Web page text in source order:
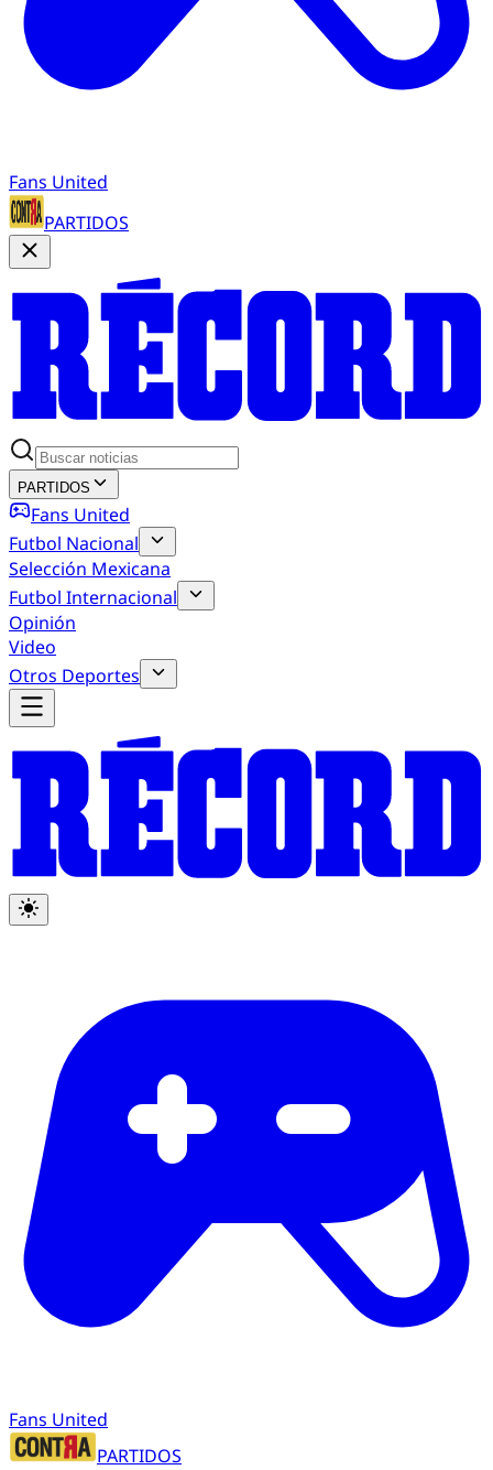
Fans United
PARTIDOS
PARTIDOS
Fans United
Futbol Nacional
Selección Mexicana
Futbol Internacional
Opinión
Video
Otros Deportes
Fans United
PARTIDOS